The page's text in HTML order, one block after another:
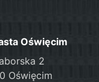
Oświęcim
2
Oświęcim